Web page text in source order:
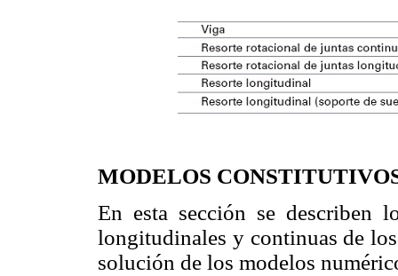
MODELOS
En esta sección se describen
longitudinales y continuas de
solución de los modelos